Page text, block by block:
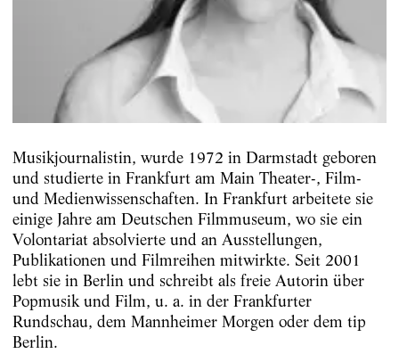
Musikjournalistin, wurde 1972 in Darmstadt geboren
und studierte in Frankfurt am Main Theater-, Film-
und Medienwissenschaften. In Frankfurt arbeitete sie
einige Jahre am Deutschen Filmmuseum, wo sie ein
Volontariat absolvierte und an Ausstellungen,
Publikationen und Filmreihen mitwirkte. Seit 2001
lebt sie in Berlin und schreibt als freie Autorin über
Popmusik und Film, u. a. in der Frankfurter
Rundschau, dem Mannheimer Morgen oder dem tip
Berlin.